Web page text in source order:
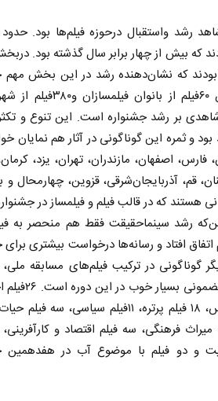
که بیش از چهار برابر سال گذشته بود.
بودند که نشان‌دهنده رشد در این بخش مهم
سینماحقیقت هم است. در این بین ۶۰فیلم از
بر رشد جشنواره است. این تنوع و
و ثمره این گوناگونی در آثار هم نمایان
اصفهان، مازندران، تهران، یزد،
قم، آذربایجان‌شرقی، قزوین، چهارمحال و
و بویراحمد و مرکزی، ۲۰ استانی هستند که در قالب فیلم و فیلمساز در
رشد سینماحقیقت فقط هم منحصر به
افتاد و رسانه‌ها درخواست بیشتری برای
گوناگونی در ترکیب فیلم‌های مسابقه
بخش‌های مختلف و همچنین
۱۹فیلم مقاومت، انقلاب و دفاع مقدس، ۱۸ فیلم پرتره، ۱۱فیلم
۹فیلم تاریخی- میراث فرهنگی، سه فیلم اقتصاد و
و دو فیلم با موضوع آب در هفدهمین